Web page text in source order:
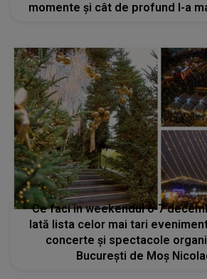
momente și cât de profund l-a
Ce faci în weekendul 6-7
Iată lista celor mai tari
concerte și spectacole
București de Moș